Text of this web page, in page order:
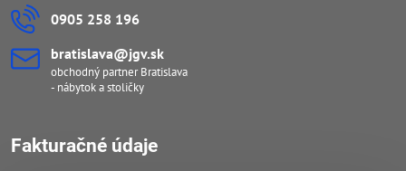
0905 258 196
bratislava​@jgv​.sk
obchodný partner Bratislava
- nábytok a stoličky
Fakturačné údaje